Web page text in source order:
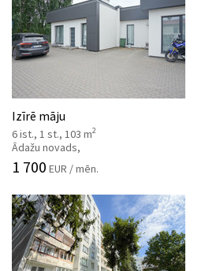
Kontakti
Izīrē māju
6 ist., 1 st., 103 m2
Ādažu novads,
1 700 EUR / mēn.